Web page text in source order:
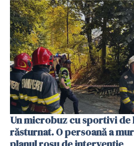
Un microbuz cu sportivi de
răsturnat. O persoană a